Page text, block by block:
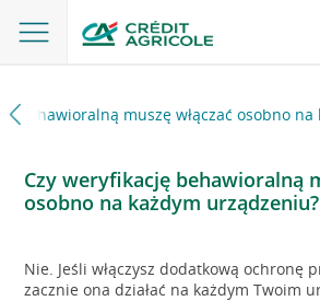
behawioralną muszę włączać osobno
Czy weryfikację behawioralną
osobno na każdym urządzeniu?
Nie. Jeśli włączysz dodatkową ochronę
zacznie ona działać na każdym Twoim